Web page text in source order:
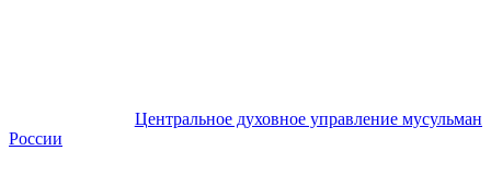
Центральное духовное управление мусульман
России